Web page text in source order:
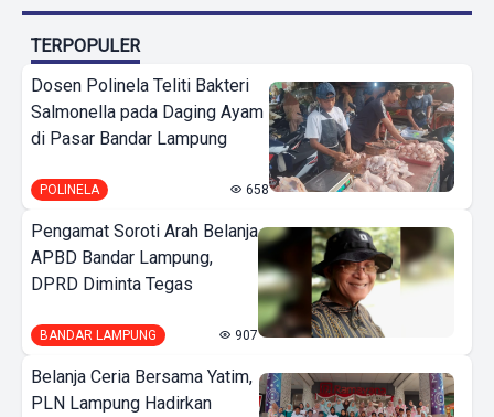
TERPOPULER
Dosen Polinela Teliti Bakteri
Salmonella pada Daging Ayam
di Pasar Bandar Lampung
POLINELA 658
Pengamat Soroti Arah Belanja
APBD Bandar Lampung,
DPRD Diminta Tegas
BANDAR LAMPUNG 907
Belanja Ceria Bersama Yatim,
PLN Lampung Hadirkan